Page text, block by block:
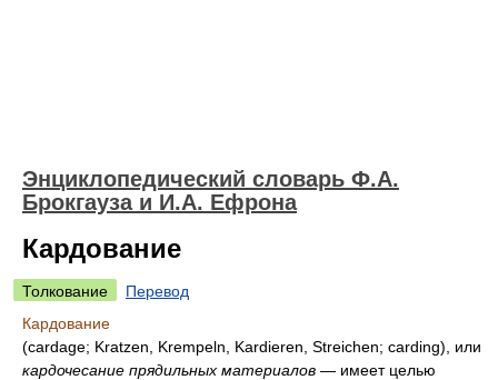
Энциклопедический словарь Ф.А.
Брокгауза и И.А. Ефрона
Кардование
Толкование
Перевод
Кардование
(cardage; Kratzen, Krempeln, Kardieren, Streichen; carding), или
кардочесание прядильных материалов — имеет целью